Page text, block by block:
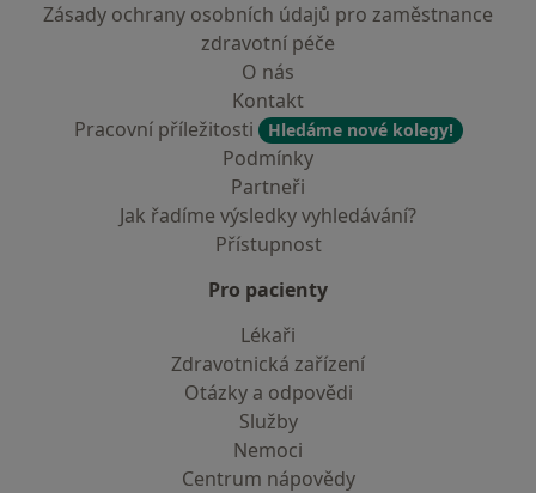
Zásady ochrany osobních údajů pro zaměstnance
zdravotní péče
O nás
Kontakt
Pracovní příležitosti
Hledáme nové kolegy!
Podmínky
Partneři
Jak řadíme výsledky vyhledávání?
Přístupnost
Pro pacienty
Lékaři
Zdravotnická zařízení
Otázky a odpovědi
Služby
Nemoci
Centrum nápovědy